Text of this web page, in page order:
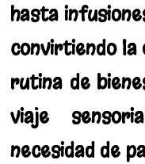
hasta
convirtiendo la
rutina de
viaje
necesidad de